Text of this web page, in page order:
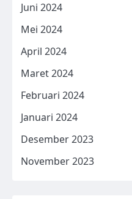
Juni 2024
Mei 2024
April 2024
Maret 2024
Februari 2024
Januari 2024
Desember 2023
November 2023